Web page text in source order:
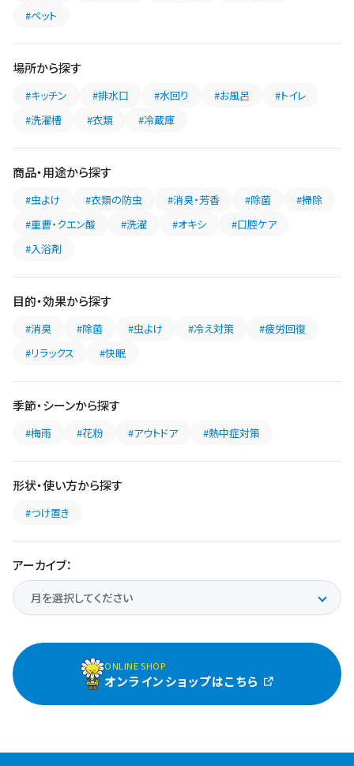
#ペット
場所から探す
#キッチン #排水口 #水回り #お風呂
#トイレ
#洗濯槽
#衣類 #冷蔵庫
商品・用途から探す
#虫よけ #衣類の防虫 #消臭・芳香 #除菌
#掃除
#重曹・クエン酸
#洗濯 #オキシ
#口腔ケア
#入浴剤
目的・効果から探す
#消臭 #除菌 #虫よけ #冷え対策
#疲労回復
#リラックス
#快眠
季節・シーンから探す
#梅雨 #花粉 #アウトドア #熱中症対策
形状・使い方から探す
#つけ置き
アーカイブ：
ONLINE SHOP
オンラインショップはこちら